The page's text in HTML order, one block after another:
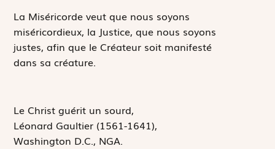
La Miséricorde veut que nous soyons
miséricordieux, la Justice, que nous soyons
justes, afin que le Créateur soit manifesté
dans sa créature.
Le Christ guérit un sourd,
Léonard Gaultier (1561-1641),
Washington D.C., NGA.